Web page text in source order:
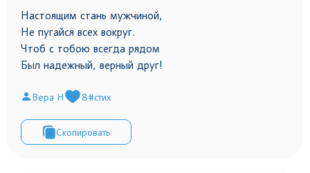
Настоящим стань мужчиной,
Не пугайся всех вокруг.
Чтоб с тобою всегда рядом
Был надежный, верный друг!
Вера Н 8#стих
Скопировать